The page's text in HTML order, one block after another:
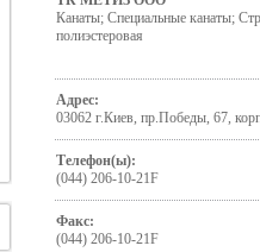
Канаты; Специальные канаты;
полиэстеровая
Адрес:
03062 г.Киев, пр.Победы, 67,
Телефон(ы):
(044) 206-10-21F
Факс:
(044) 206-10-21F